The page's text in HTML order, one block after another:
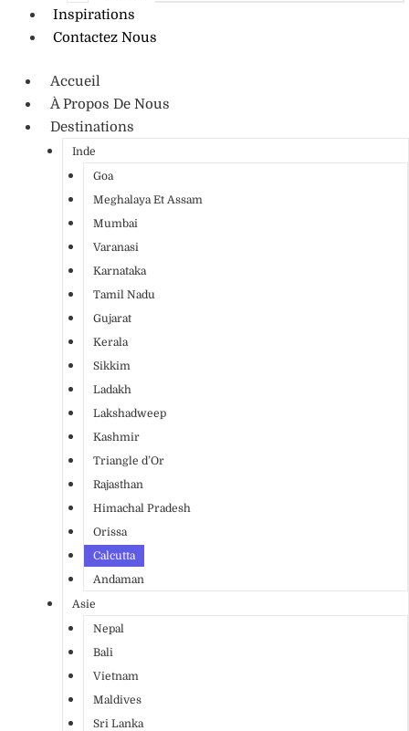
Inspirations
Contactez Nous
Accueil
À Propos De Nous
Destinations
Inde
Goa
Meghalaya Et Assam
Mumbai
Varanasi
Karnataka
Tamil Nadu
Gujarat
Kerala
Sikkim
Ladakh
Lakshadweep
Kashmir
Triangle d’Or
Rajasthan
Himachal Pradesh
Orissa
Calcutta
Andaman
Asie
Nepal
Bali
Vietnam
Maldives
Sri Lanka